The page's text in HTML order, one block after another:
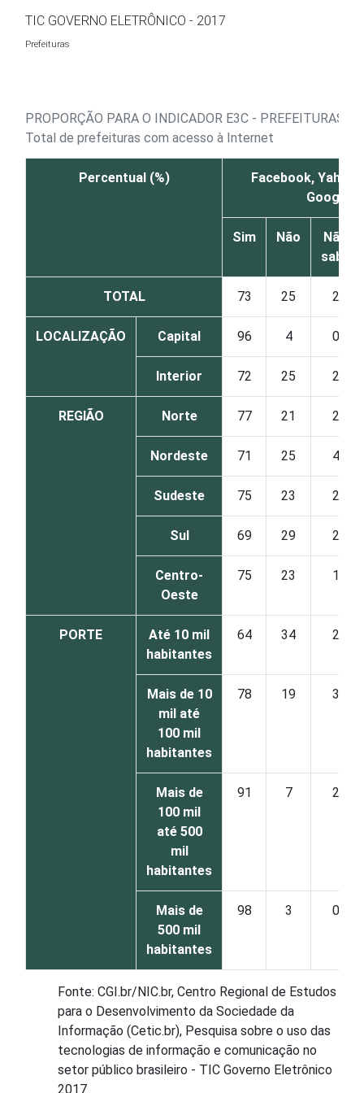
TIC GOVERNO ELETRÔNICO - 2017
Prefeituras
PROPORÇÃO PARA O INDICADOR E3C - PREFEITURAS
Total de prefeituras com acesso à Internet
Percentual (%)
Facebook,
Google +
Sim Não
Não
sabe
TOTAL 73 25 2
LOCALIZAÇÃO Capital 96 4 0
Interior 72 25 2
REGIÃO Norte 77 21 2
Nordeste 71 25 4
Sudeste 75 23 2
Sul 69 29 2
Centro-
Oeste
75 23 1
PORTE
Até 10 mil
habitantes
64 34 2
Mais de 10
mil até
100 mil
habitantes
78 19 3
Mais de
100 mil
até 500
mil
habitantes
91 7 2
Mais de
500 mil
habitantes
98 3 0
Fonte: CGI.br/NIC.br, Centro Regional de Estudos
para o Desenvolvimento da Sociedade da
Informação (Cetic.br), Pesquisa sobre o uso das
tecnologias de informação e comunicação no
setor público brasileiro - TIC Governo Eletrônico
2017